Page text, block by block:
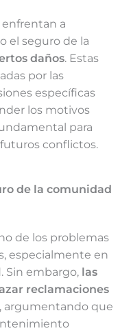
a
el seguro de la
daños. Estas
por las
específicas
los motivos
para
conflictos.
de la comunidad
de los problemas
especialmente en
Sin embargo, las
reclamaciones
, argumentando que